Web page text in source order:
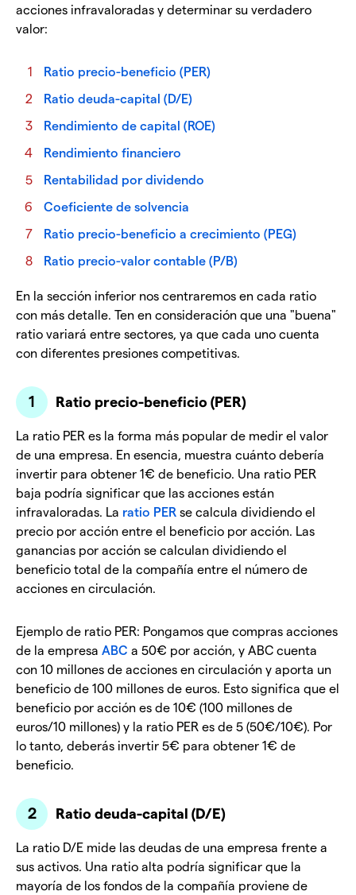
acciones infravaloradas y determinar su verdadero
valor:
Ratio precio-beneficio (PER)
Ratio deuda-capital (D/E)
Rendimiento de capital (ROE)
Rendimiento financiero
Rentabilidad por dividendo
Coeficiente de solvencia
Ratio precio-beneficio a crecimiento (PEG)
Ratio precio-valor contable (P/B)
En la sección inferior nos centraremos en cada ratio
con más detalle. Ten en consideración que una "buena"
ratio variará entre sectores, ya que cada uno cuenta
con diferentes presiones competitivas.
Ratio precio-beneficio (PER)
La ratio PER es la forma más popular de medir el valor
de una empresa. En esencia, muestra cuánto debería
invertir para obtener 1€ de beneficio. Una ratio PER
baja podría significar que las acciones están
infravaloradas. La ratio PER se calcula dividiendo el
precio por acción entre el beneficio por acción. Las
ganancias por acción se calculan dividiendo el
beneficio total de la compañía entre el número de
acciones en circulación.
Ejemplo de ratio PER: Pongamos que compras acciones
de la empresa ABC a 50€ por acción, y ABC cuenta
con 10 millones de acciones en circulación y aporta un
beneficio de 100 millones de euros. Esto significa que el
beneficio por acción es de 10€ (100 millones de
euros/10 millones) y la ratio PER es de 5 (50€/10€). Por
lo tanto, deberás invertir 5€ para obtener 1€ de
beneficio.
Ratio deuda-capital (D/E)
La ratio D/E mide las deudas de una empresa frente a
sus activos. Una ratio alta podría significar que la
mayoría de los fondos de la compañía proviene de